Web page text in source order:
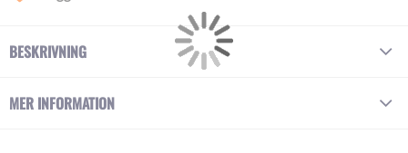
BESKRIVNING
MER INFORMATION